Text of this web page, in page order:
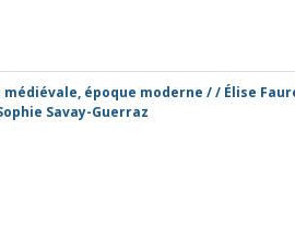
époque moderne / / Élise
Savay-Guerraz